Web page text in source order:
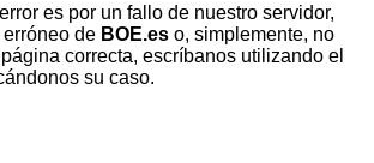
es por un fallo de nuestro servidor,
de BOE.es o, simplemente, no
correcta, escríbanos utilizando el
su caso.